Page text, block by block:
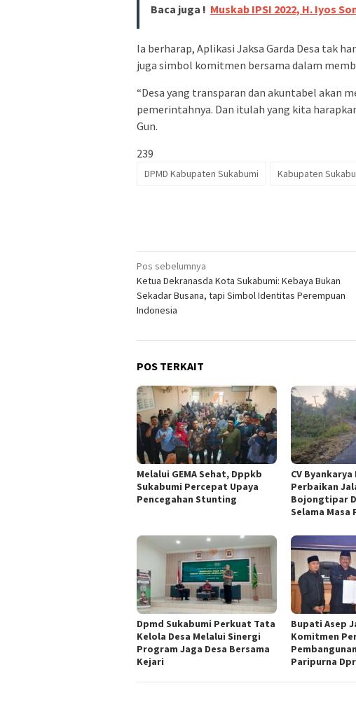
Baca juga ! Muskab IPSI 2022, H. Iyos
Ia berharap, Aplikasi Jaksa Garda Desa tak
juga simbol komitmen bersama dalam
“Desa yang transparan dan akuntabel akan
pemerintahnya. Dan itulah yang kita
Gun.
239
DPMD Kabupaten Sukabumi Kabupaten
Navigasi
pos
Pos sebelumnya
Ketua Dekranasda Kota Sukabumi: Kebaya Bukan
Sekadar Busana, tapi Simbol Identitas Perempuan
Indonesia
POS TERKAIT
Melalui GEMA Sehat, Dppkb
Sukabumi Percepat Upaya
Pencegahan Stunting
CV
Perbaikan
Bojongtipar
Selama Masa
Dpmd Sukabumi Perkuat Tata
Kelola Desa Melalui Sinergi
Program Jaga Desa Bersama
Kejari
Bupati Asep
Komitmen
Paripurna